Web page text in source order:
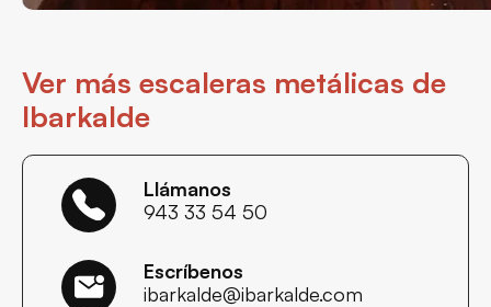
Ver más escaleras metálicas de
Ibarkalde
Llámanos
943 33 54 50
Escríbenos
ibarkalde@ibarkalde.com